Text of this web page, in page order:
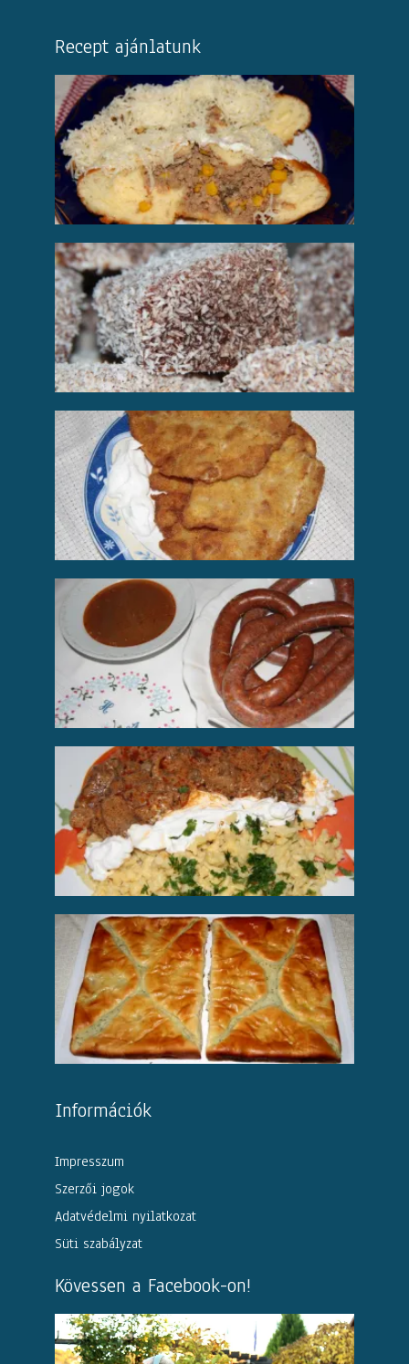
Recept ajánlatunk
Információk
Impresszum
Szerzői jogok
Adatvédelmi nyilatkozat
Süti szabályzat
Kövessen a Facebook-on!